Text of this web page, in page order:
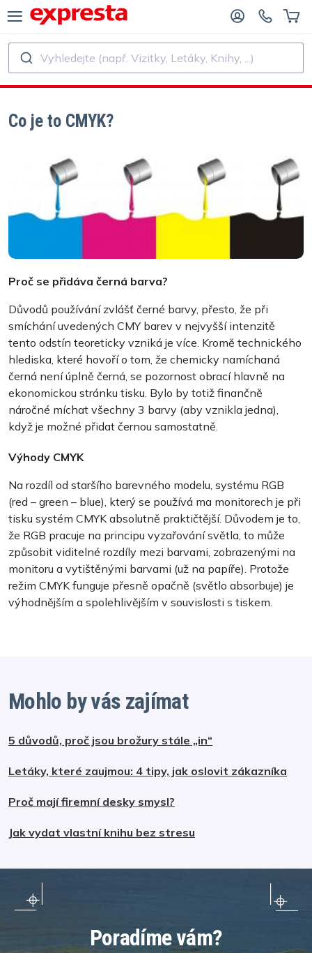
Samolepky a etikety
Výroba razítek
PRODUKTY
NAKLADATELSTVÍ A AUTORY
Vyhledejte (např. Vizitky, Letáky, Knihy, ...)
Co je to CMYK?
Proč se přidáva černá barva?
Důvodů používání zvlášť černé barvy, přesto, že při
smíchání uvedených CMY barev v nejvyšší intenzitě
tento odstín teoreticky vzniká je více. Kromě technického
hlediska, které hovoří o tom, že chemicky namíchaná
černá není úplně černá, se pozornost obrací hlavně na
ekonomickou stránku tisku. Bylo by totiž finančně
náročné míchat všechny 3 barvy (aby vznikla jedna),
když je možné přidat černou samostatně.
Výhody CMYK
Na rozdíl od staršího barevného modelu, systému RGB
(red – green – blue), který se používá ma monitorech je při
tisku systém CMYK absolutně praktičtější. Důvodem je to,
že RGB pracuje na principu vyzařování světla, to může
způsobit viditelné rozdíly mezi barvami, zobrazenými na
monitoru a vytištěnými barvami (už na papíře). Protože
režim CMYK funguje přesně opačně (světlo absorbuje) je
výhodnějším a spolehlivějším v souvislosti s tiskem.
Mohlo by vás zajímat
5 důvodů, proč jsou brožury stále „in“
Letáky, které zaujmou: 4 tipy, jak oslovit zákazníka
Proč mají firemní desky smysl?
Jak vydat vlastní knihu bez stresu
Poradíme vám?